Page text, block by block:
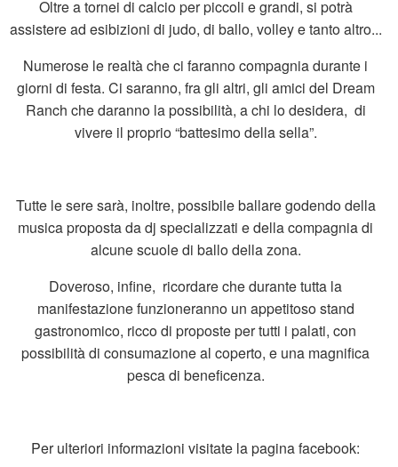
Oltre a tornei di calcio per piccoli e grandi, si potrà
assistere ad esibizioni di judo, di ballo, volley e tanto altro...
Numerose le realtà che ci faranno compagnia durante i
giorni di festa. Ci saranno, fra gli altri, gli amici del Dream
Ranch che daranno la possibilità, a chi lo desidera, di
vivere il proprio “battesimo della sella”.
Tutte le sere sarà, inoltre, possibile ballare godendo della
musica proposta da dj specializzati e della compagnia di
alcune scuole di ballo della zona.
Doveroso, infine, ricordare che durante tutta la
manifestazione funzioneranno un appetitoso stand
gastronomico, ricco di proposte per tutti i palati, con
possibilità di consumazione al coperto, e una magnifica
pesca di beneficenza.
Per ulteriori informazioni visitate la pagina facebook: